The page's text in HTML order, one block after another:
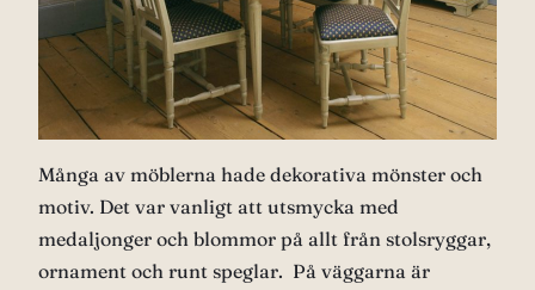
Många av möblerna hade dekorativa mönster och
motiv. Det var vanligt att utsmycka med
medaljonger och blommor på allt från stolsryggar,
ornament och runt speglar. På väggarna är